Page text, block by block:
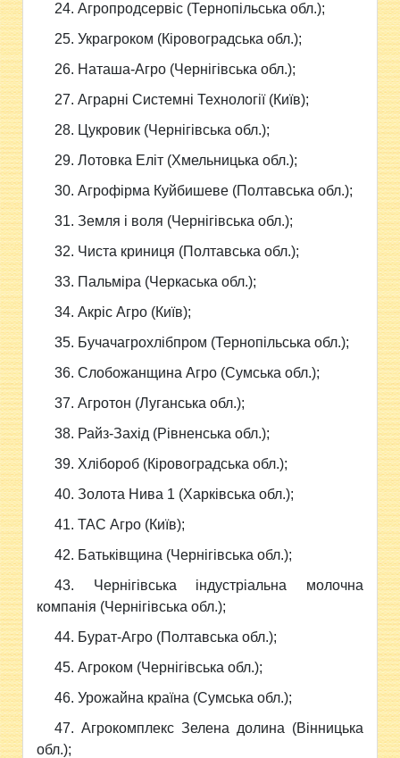
24. Агропродсервіс (Тернопільська обл.);
25. Украгроком (Кіровоградська обл.);
26. Наташа-Агро (Чернігівська обл.);
27. Аграрні Системні Технології (Київ);
28. Цукровик (Чернігівська обл.);
29. Лотовка Еліт (Хмельницька обл.);
30. Агрофірма Куйбишеве (Полтавська обл.);
31. Земля і воля (Чернігівська обл.);
32. Чиста криниця (Полтавська обл.);
33. Пальміра (Черкаська обл.);
34. Акріс Агро (Київ);
35. Бучачагрохлібпром (Тернопільська обл.);
36. Слобожанщина Агро (Сумська обл.);
37. Агротон (Луганська обл.);
38. Райз-Захід (Рівненська обл.);
39. Хлібороб (Кіровоградська обл.);
40. Золота Нива 1 (Харківська обл.);
41. ТАС Агро (Київ);
42. Батьківщина (Чернігівська обл.);
43. Чернігівська індустріальна молочна
компанія (Чернігівська обл.);
44. Бурат-Агро (Полтавська обл.);
45. Агроком (Чернігівська обл.);
46. Урожайна країна (Сумська обл.);
47. Агрокомплекс Зелена долина (Вінницька
обл.);